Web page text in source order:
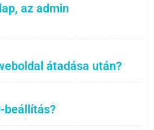
az admin
átadása után?
beállítás?